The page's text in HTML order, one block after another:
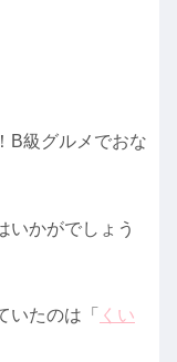
！B級グルメでおな
いかがでしょう
いたのは「 くい